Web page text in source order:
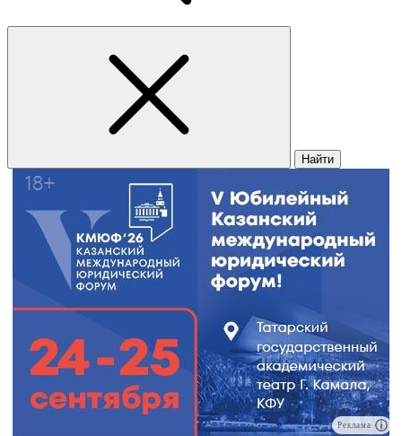
Найти
Реклама